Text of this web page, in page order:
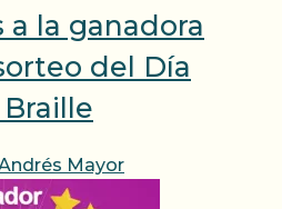
la ganadora
del Día
Mayor